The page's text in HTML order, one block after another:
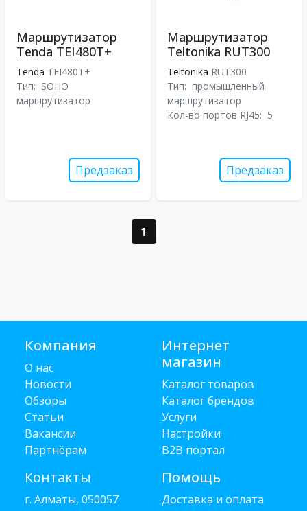
Маршрутизатор
Tenda TEI480T+
Tenda TEI480T+
Тип: SOHO
маршрутизатор
Предзаказ
Маршрутизатор
Teltonika RUT300
Teltonika RUT300
Тип: промышленный
маршрутизатор
Кол-во портов RJ45: 5
Предзаказ
1
Компания
О нас
Новости
Обзоры
Статьи
Вакансии
Партнёрам
Контакты
г. Алматы, 050057
Интернет
магазин
Каталог товаров
Каталог брендов
Услуги
Настройки
B2B портал
Помощь
Доставка и оплата